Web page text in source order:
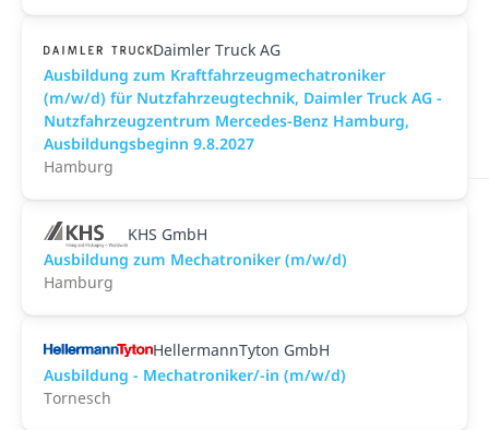
Daimler Truck AG
Ausbildung zum Kraftfahrzeugmechatroniker
(m/w/d) für Nutzfahrzeugtechnik, Daimler Truck AG -
Nutzfahrzeugzentrum Mercedes-Benz Hamburg,
Ausbildungsbeginn 9.8.2027
Hamburg
KHS GmbH
Ausbildung zum Mechatroniker (m/w/d)
Hamburg
HellermannTyton GmbH
Ausbildung - Mechatroniker/-in (m/w/d)
Tornesch